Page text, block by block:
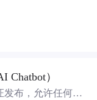
Chatbot）
布，允许任何人